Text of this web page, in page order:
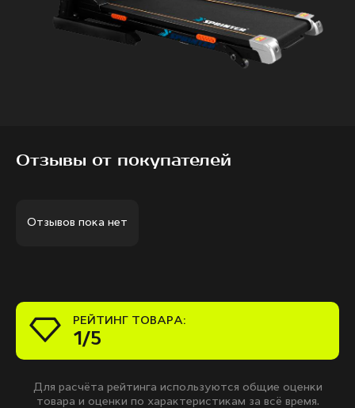
Отзывы от покупателей
Отзывов пока нет
РЕЙТИНГ ТОВАРА:
1/5
Для расчёта рейтинга используются общие оценки
товара и оценки по характеристикам за всё время.